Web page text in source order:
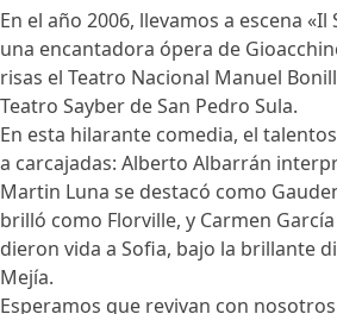
En el año 2006, llevamos a escena
una encantadora ópera de
risas el Teatro Nacional Manuel
Teatro Sayber de San Pedro Sula.
En esta hilarante comedia, el
a carcajadas: Alberto Albarrán
Martin Luna se destacó como
brilló como Florville, y Carmen
dieron vida a Sofia, bajo la brillante
Mejía.
Esperamos que revivan con